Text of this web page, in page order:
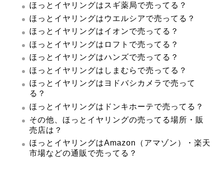
ほっとイヤリングはスギ薬局で売ってる？
ほっとイヤリングはウエルシアで売ってる？
ほっとイヤリングはイオンで売ってる？
ほっとイヤリングはロフトで売ってる？
ほっとイヤリングはハンズで売ってる？
ほっとイヤリングはしまむらで売ってる？
ほっとイヤリングはヨドバシカメラで売って
る？
ほっとイヤリングはドンキホーテで売ってる？
その他、ほっとイヤリングの売ってる場所・販
売店は？
ほっとイヤリングはAmazon（アマゾン）・楽天
市場などの通販で売ってる？